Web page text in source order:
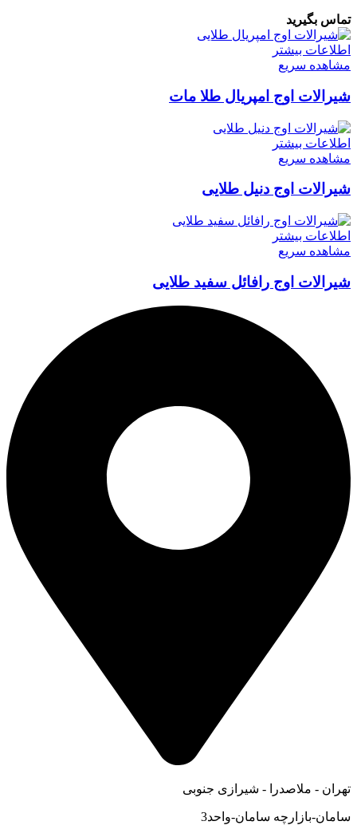
تماس بگیرید
اطلاعات بیشتر
مشاهده سریع
شیرالات اوج امپریال طلا مات
اطلاعات بیشتر
مشاهده سریع
شیرالات اوج دنیل طلایی
اطلاعات بیشتر
مشاهده سریع
شیرالات اوج رافائل سفید طلایی
تهران - ملاصدرا - شیرازی جنوبی
سامان-بازارچه سامان-واحد3